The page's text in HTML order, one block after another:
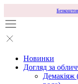
Новинки
Догляд за
Демакіяж